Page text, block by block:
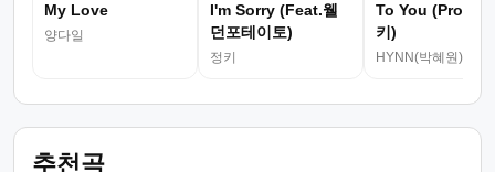
My Love
양다일
I'm Sorry (Feat.웰
던포테이토)
정키
To You (Prod.
키)
HYNN(박혜원)
추천곡